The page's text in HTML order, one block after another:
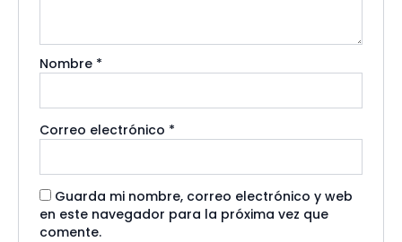
Nombre *
Correo electrónico *
Guarda mi nombre, correo electrónico y web
en este navegador para la próxima vez que
comente.